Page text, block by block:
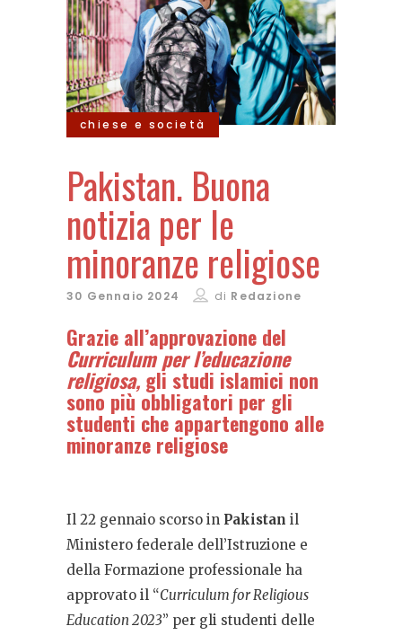
chiese e società
Pakistan. Buona
notizia per le
minoranze religiose
30 Gennaio 2024 di Redazione
Grazie all’approvazione del
Curriculum per l’educazione
religiosa, gli studi islamici non
sono più obbligatori per gli
studenti che appartengono alle
minoranze religiose
Il 22 gennaio scorso in Pakistan il
Ministero federale dell’Istruzione e
della Formazione professionale ha
approvato il “Curriculum for Religious
Education 2023” per gli studenti delle